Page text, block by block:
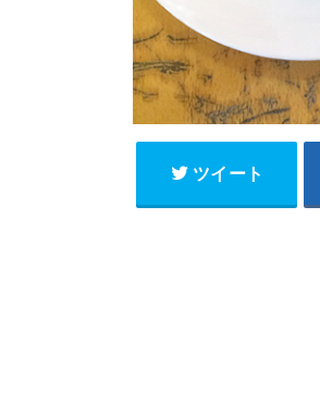
ツイート